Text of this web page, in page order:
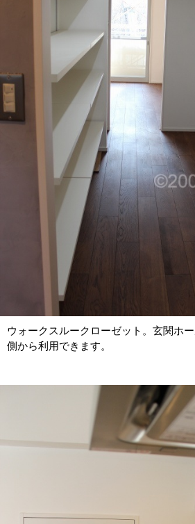
ウォークスルークローゼット。玄関ホ
側から利用できます。